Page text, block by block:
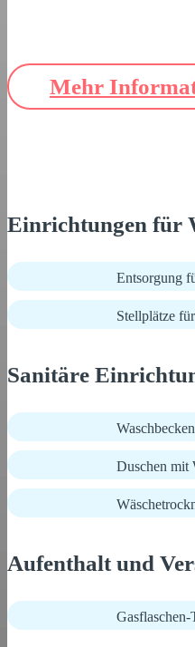
Mehr
Einrichtungen für
Entsorgung
Stellplätze
Sanitäre
Waschbecken
Duschen mit
Aufenthalt und
Gasflaschen-